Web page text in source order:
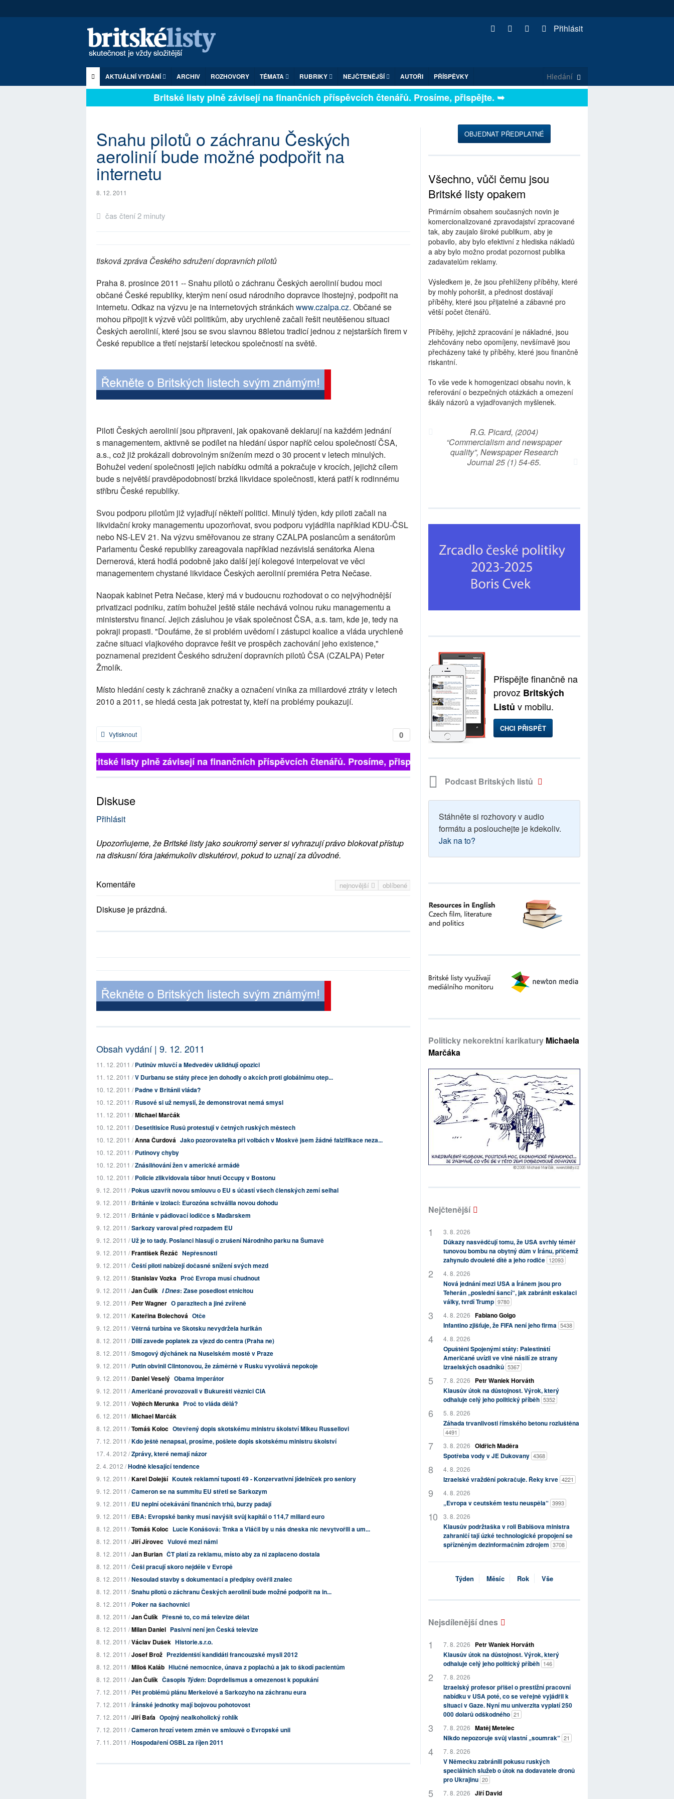
Přihlásit
AKTUÁLNÍ VYDÁNÍ ARCHIV ROZHOVORY TÉMATA RUBRIKY NEJČTENĚJŠÍ AUTOŘI PŘÍSPĚVKY
Britské listy plně závisejí na finančních příspěvcích čtenářů. Prosíme, přispějte. ➥
Snahu pilotů o záchranu Českých
aerolinií bude možné podpořit na
internetu
8. 12. 2011
čas čtení 2 minuty
tisková zpráva Českého sdružení dopravních pilotů
Praha 8. prosince 2011 -- Snahu pilotů o záchranu Českých aerolinií budou moci
občané České republiky, kterým není osud národního dopravce lhostejný, podpořit na
internetu. Odkaz na výzvu je na internetových stránkách www.czalpa.cz. Občané se
mohou připojit k výzvě vůči politikům, aby urychleně začali řešit neutěšenou situaci
Českých aerolinií, které jsou se svou slavnou 88letou tradicí jednou z nejstarších firem v
České republice a třetí nejstarší leteckou společností na světě.
Piloti Českých aerolinií jsou připraveni, jak opakovaně deklarují na každém jednání
s managementem, aktivně se podílet na hledání úspor napříč celou společností ČSA,
a.s., což již prokázali dobrovolným snížením mezd o 30 procent v letech minulých.
Bohužel vedení společnosti jejich nabídku odmítá a pokračuje v krocích, jejichž cílem
bude s největší pravděpodobností brzká likvidace společnosti, která patří k rodinnému
stříbru České republiky.
Svou podporu pilotům již vyjadřují někteří politici. Minulý týden, kdy piloti začali na
likvidační kroky managementu upozorňovat, svou podporu vyjádřila například KDU-ČSL
nebo NS-LEV 21. Na výzvu směřovanou ze strany CZALPA poslancům a senátorům
Parlamentu České republiky zareagovala například nezávislá senátorka Alena
Dernerová, která hodlá podobně jako další její kolegové interpelovat ve věci
managementem chystané likvidace Českých aerolinií premiéra Petra Nečase.
Naopak kabinet Petra Nečase, který má v budoucnu rozhodovat o co nejvýhodnější
privatizaci podniku, zatím bohužel ještě stále nechává volnou ruku managementu a
ministerstvu financí. Jejich zásluhou je však společnost ČSA, a.s. tam, kde je, tedy na
pokraji propasti. "Doufáme, že si problém uvědomí i zástupci koalice a vláda urychleně
začne situaci vlajkového dopravce řešit ve prospěch zachování jeho existence,"
poznamenal prezident Českého sdružení dopravních pilotů ČSA (CZALPA) Peter
Žmolík.
Místo hledání cesty k záchraně značky a označení viníka za miliardové ztráty v letech
2010 a 2011, se hledá cesta jak potrestat ty, kteří na problémy poukazují.
0
Vytisknout
Britské listy plně závisejí na finančních příspěvcích čtenářů. Prosíme, přispějte. ➥
Diskuse
Přihlásit
Upozorňujeme, že Britské listy jako soukromý server si vyhrazují právo blokovat přístup
na diskusní fóra jakémukoliv diskutérovi, pokud to uznají za důvodné.
nejnovější oblíbené
Komentáře
Diskuse je prázdná.
Obsah vydání | 9. 12. 2011
11. 12. 2011 /Putinův mluvčí a Medveděv uklidňují opozici
11. 12. 2011 /V Durbanu se státy přece jen dohodly o akcích proti globálnímu otep...
10. 12. 2011 /Padne v Británii vláda?
10. 12. 2011 /Rusové si už nemyslí, že demonstrovat nemá smysl
11. 12. 2011 /Michael Marčák
10. 12. 2011 /Desetitisíce Rusů protestují v četných ruských městech
10. 12. 2011 /Anna Čurdová Jako pozorovatelka při volbách v Moskvě jsem žádné falzifikace neza...
10. 12. 2011 /Putinovy chyby
10. 12. 2011 /Znásilňování žen v americké armádě
10. 12. 2011 /Policie zlikvidovala tábor hnutí Occupy v Bostonu
9. 12. 2011 /Pokus uzavřít novou smlouvu o EU s účastí všech členských zemí selhal
9. 12. 2011 /Británie v izolaci: Eurozóna schválila novou dohodu
9. 12. 2011 /Británie v pádlovací lodičce s Maďarskem
9. 12. 2011 /Sarkozy varoval před rozpadem EU
9. 12. 2011 /Už je to tady. Poslanci hlasují o zrušení Národního parku na Šumavě
9. 12. 2011 /František Řezáč Nepřesnosti
9. 12. 2011 /Čeští piloti nabízejí dočasné snížení svých mezd
9. 12. 2011 /Stanislav Vozka Proč Evropa musí chudnout
9. 12. 2011 /Jan Čulík I Dnes: Zase posedlost etnicitou
9. 12. 2011 /Petr Wagner O parazitech a jiné zvířeně
9. 12. 2011 /Kateřina Bolechová Otče
9. 12. 2011 /Větrná turbína ve Skotsku nevydržela hurikán
8. 12. 2011 /Dillí zavede poplatek za vjezd do centra (Praha ne)
8. 12. 2011 /Smogový dýchánek na Nuselském mostě v Praze
9. 12. 2011 /Putin obvinil Clintonovou, že záměrně v Rusku vyvolává nepokoje
9. 12. 2011 /Daniel Veselý Obama imperátor
9. 12. 2011 /Američané provozovali v Bukurešti věznici CIA
9. 12. 2011 /Vojtěch Merunka Proč to vláda dělá?
6. 12. 2011 /Michael Marčák
8. 12. 2011 /Tomáš Koloc Otevřený dopis skotskému ministru školství Mikeu Russellovi
7. 12. 2011 /Kdo ještě nenapsal, prosíme, pošlete dopis skotskému ministru školství
17. 4. 2012 /Zprávy, které nemají názor
2. 4. 2012 /Hodně klesající tendence
9. 12. 2011 /Karel Dolejší Koutek reklamní tuposti 49 - Konzervativní jídelníček pro seniory
9. 12. 2011 /Cameron se na summitu EU střetl se Sarkozym
9. 12. 2011 /EU neplní očekávání finančních trhů, burzy padají
9. 12. 2011 /EBA: Evropské banky musí navýšit svůj kapitál o 114,7 miliard euro
8. 12. 2011 /Tomáš Koloc Lucie Konášová: Trnka a Vláčil by u nás dneska nic nevytvořili a um...
8. 12. 2011 /Jiří Jírovec Vulové mezi námi
8. 12. 2011 /Jan Burian ČT platí za reklamu, místo aby za ni zaplaceno dostala
8. 12. 2011 /Češi pracují skoro nejdéle v Evropě
8. 12. 2011 /Nesoulad stavby s dokumentací a předpisy ověřil znalec
8. 12. 2011 /Snahu pilotů o záchranu Českých aerolinií bude možné podpořit na in...
8. 12. 2011 /Poker na šachovnici
8. 12. 2011 /Jan Čulík Přesně to, co má televize dělat
8. 12. 2011 /Milan Daniel Pasivní není jen Česká televize
8. 12. 2011 /Václav Dušek Historie.s.r.o.
8. 12. 2011 /Josef Brož Prezidentští kandidáti francouzské mysli 2012
8. 12. 2011 /Miloš Kaláb Hlučné nemocnice, únava z poplachů a jak to škodí pacientům
8. 12. 2011 /Jan Čulík Časopis Týden: Doprdelismus a omezenost k popukání
7. 12. 2011 /Pět problémů plánu Merkelové a Sarkozyho na záchranu eura
7. 12. 2011 /Íránské jednotky mají bojovou pohotovost
7. 12. 2011 /Jiří Baťa Opojný nealkoholický rohlík
7. 12. 2011 /Cameron hrozí vetem změn ve smlouvě o Evropské unii
7. 11. 2011 /Hospodaření OSBL za říjen 2011
OBJEDNAT PŘEDPLATNÉ
Všechno, vůči čemu jsou
Britské listy opakem
Primárním obsahem současných novin je
komercionalizované zpravodajství zpracované
tak, aby zaujalo široké publikum, aby je
pobavilo, aby bylo efektivní z hlediska nákladů
a aby bylo možno prodat pozornost publika
zadavatelům reklamy.
Výsledkem je, že jsou přehlíženy příběhy, které
by mohly pohoršit, a přednost dostávají
příběhy, které jsou přijatelné a zábavné pro
větší počet čtenářů.
Příběhy, jejichž zpracování je nákladné, jsou
zlehčovány nebo opomíjeny, nevšímavě jsou
přecházeny také ty příběhy, které jsou finančně
riskantní.
To vše vede k homogenizaci obsahu novin, k
referování o bezpečných otázkách a omezení
škály názorů a vyjadřovaných myšlenek.
R.G. Picard, (2004)
“Commercialism and newspaper
quality”, Newspaper Research
Journal 25 (1) 54-65.
Přispějte finančně na
provoz Britských
Listů v mobilu.
CHCI PŘISPĚT
Podcast Britských listů
Stáhněte si rozhovory v audio
formátu a poslouchejte je kdekoliv.
Jak na to?
Politicky nekorektní karikatury Michaela
Marčáka
Nejčtenější
3. 8. 2026
Důkazy nasvědčují tomu, že USA svrhly téměř
tunovou bombu na obytný dům v Íránu, přičemž
zahynulo dvouleté dítě a jeho rodiče 12093
4. 8. 2026
Nová jednání mezi USA a Íránem jsou pro
Teherán „poslední šancí“, jak zabránit eskalaci
války, tvrdí Trump 9780
4. 8. 2026 Fabiano Golgo
Infantino zjišťuje, že FIFA není jeho firma 5438
4. 8. 2026
Opuštěni Spojenými státy: Palestinští
Američané uvízli ve vlně násilí ze strany
izraelských osadníků 5367
7. 8. 2026
Petr Waniek Horváth
Klausův útok na důstojnost. Výrok, který
odhaluje celý jeho politický příběh 5352
5. 8. 2026
Záhada trvanlivosti římského betonu rozluštěna
4491
3. 8. 2026 Oldřich Maděra
Spotřeba vody v JE Dukovany 4368
4. 8. 2026
Izraelské vraždění pokračuje. Řeky krve 4221
4. 8. 2026
„Evropa v ceutském testu neuspěla“ 3993
3. 8. 2026
Klausův podržtaška v roli Babišova ministra
zahraničí tají úzké technologické propojení se
spřízněným dezinformačním zdrojem 3708
Týden Měsíc Rok Vše
Nejsdílenější dnes
7. 8. 2026
Petr Waniek Horváth
Klausův útok na důstojnost. Výrok, který
odhaluje celý jeho politický příběh 146
7. 8. 2026
Izraelský profesor přišel o prestižní pracovní
nabídku v USA poté, co se veřejně vyjádřil k
situaci v Gaze. Nyní mu univerzita vyplatí 250
000 dolarů odškodného 21
7. 8. 2026 Matěj Metelec
Nikdo nepozoruje svůj vlastní „soumrak“ 21
7. 8. 2026
V Německu zabránili pokusu ruských
speciálních služeb o útok na dodavatele dronů
pro Ukrajinu 20
7. 8. 2026 Jiří David